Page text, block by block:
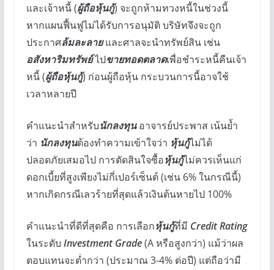
และเจ้าหนี้ (ผู้ถือหุ้นกู้) จะถูกห้ามทวงหนี้ในช่วงนี้
หากแผนฟื้นฟูไม่ได้รับการอนุมัติ บริษัทจึงจะถูก
ประกาศล้มละลายและศาลจะนำทรัพย์สิน เช่น
อสังหาริมทรัพย์ไปขายทอดตลาดเพื่อชำระหนี้คืนเจ้า
หนี้ (ผู้ถือหุ้นกู้) ก่อนผู้ถือหุ้น กระบวนการนี้อาจใช้
เวลาหลายปี
คำแนะนำสำหรับนักลงทุนอาจารย์ประพาส เน้นย้ำ
ว่า นักลงทุนต้องทำความเข้าใจว่า หุ้นกู้ไม่ได้
ปลอดภัยเสมอไป การตัดสินใจซื้อหุ้นกู้ไม่ควรเห็นแก่
ดอกเบี้ยที่สูงเพียงไม่กี่เปอร์เซ็นต์ (เช่น 6% ในกรณีนี้)
หากเกิดกรณีเลวร้ายที่สุดแล้วเงินต้นหายไป 100%
คำแนะนำที่ดีที่สุดคือ การเลือกหุ้นกู้ที่มี Credit Rating
ในระดับ Investment Grade(A หรือสูงกว่า) แม้ว่าผล
ตอบแทนจะต่ำกว่า (ประมาณ 3-4% ต่อปี) แต่ถือว่ามี